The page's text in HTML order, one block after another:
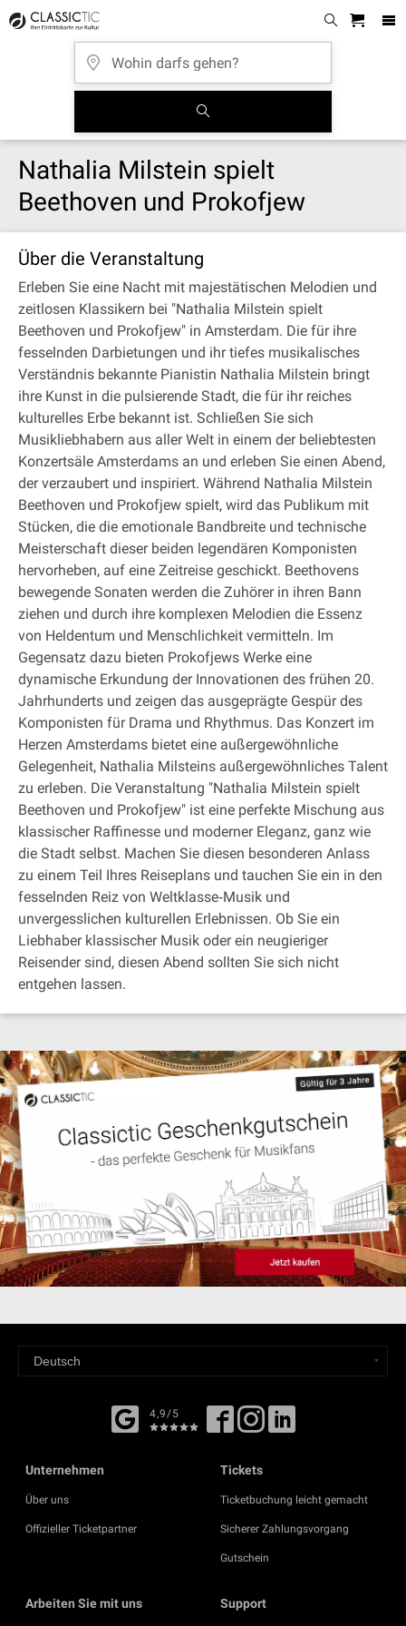
Nathalia Milstein spielt
Beethoven und Prokofjew
Über die Veranstaltung
Erleben Sie eine Nacht mit majestätischen Melodien und
zeitlosen Klassikern bei "Nathalia Milstein spielt
Beethoven und Prokofjew" in Amsterdam. Die für ihre
fesselnden Darbietungen und ihr tiefes musikalisches
Verständnis bekannte Pianistin Nathalia Milstein bringt
ihre Kunst in die pulsierende Stadt, die für ihr reiches
kulturelles Erbe bekannt ist. Schließen Sie sich
Musikliebhabern aus aller Welt in einem der beliebtesten
Konzertsäle Amsterdams an und erleben Sie einen Abend,
der verzaubert und inspiriert. Während Nathalia Milstein
Beethoven und Prokofjew spielt, wird das Publikum mit
Stücken, die die emotionale Bandbreite und technische
Meisterschaft dieser beiden legendären Komponisten
hervorheben, auf eine Zeitreise geschickt. Beethovens
bewegende Sonaten werden die Zuhörer in ihren Bann
ziehen und durch ihre komplexen Melodien die Essenz
von Heldentum und Menschlichkeit vermitteln. Im
Gegensatz dazu bieten Prokofjews Werke eine
dynamische Erkundung der Innovationen des frühen 20.
Jahrhunderts und zeigen das ausgeprägte Gespür des
Komponisten für Drama und Rhythmus. Das Konzert im
Herzen Amsterdams bietet eine außergewöhnliche
Gelegenheit, Nathalia Milsteins außergewöhnliches Talent
zu erleben. Die Veranstaltung "Nathalia Milstein spielt
Beethoven und Prokofjew" ist eine perfekte Mischung aus
klassischer Raffinesse und moderner Eleganz, ganz wie
die Stadt selbst. Machen Sie diesen besonderen Anlass
zu einem Teil Ihres Reiseplans und tauchen Sie ein in den
fesselnden Reiz von Weltklasse‐Musik und
unvergesslichen kulturellen Erlebnissen. Ob Sie ein
Liebhaber klassischer Musik oder ein neugieriger
Reisender sind, diesen Abend sollten Sie sich nicht
entgehen lassen.
4,9/5
Unternehmen
Über uns
Offizieller Ticketpartner
Tickets
Ticketbuchung leicht gemacht
Sicherer Zahlungsvorgang
Gutschein
Arbeiten Sie mit uns Support